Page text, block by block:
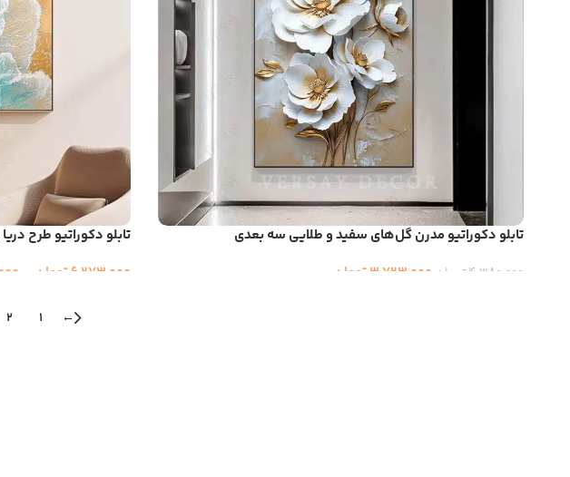
تابلو دکوراتیو مدرن گل‌های سفید و طلایی سه بعدی
4,380,000تومان 3,723,000تومان
تابلو دکوراتیو طرح
6,273,000تومان
←
1
2